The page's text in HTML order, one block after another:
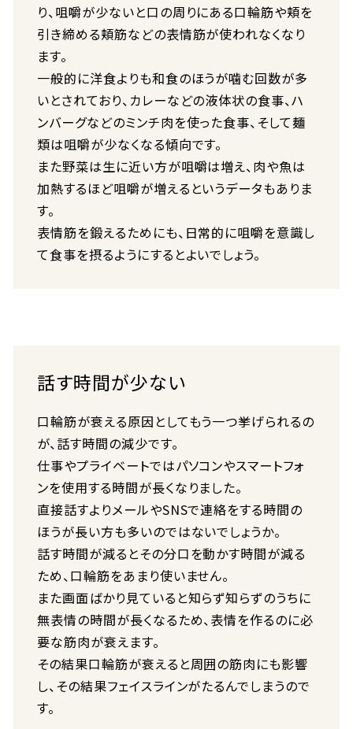
り、咀嚼が少ないと口の周りにある口輪筋や頬を
引き締める頬筋などの表情筋が使われなくなり
ます。
一般的に洋食よりも和食のほうが噛む回数が多
いとされており、カレーなどの液体状の食事、ハ
ンバーグなどのミンチ肉を使った食事、そして麺
類は咀嚼が少なくなる傾向です。
また野菜は生に近い方が咀嚼は増え、肉や魚は
加熱するほど咀嚼が増えるというデータもありま
す。
表情筋を鍛えるためにも、日常的に咀嚼を意識し
て食事を摂るようにするとよいでしょう。
話す時間が少ない
口輪筋が衰える原因としてもう一つ挙げられるの
が、話す時間の減少です。
仕事やプライベートではパソコンやスマートフォ
ンを使用する時間が長くなりました。
直接話すよりメールやSNSで連絡をする時間の
ほうが長い方も多いのではないでしょうか。
話す時間が減るとその分口を動かす時間が減る
ため、口輪筋をあまり使いません。
また画面ばかり見ていると知らず知らずのうちに
無表情の時間が長くなるため、表情を作るのに必
要な筋肉が衰えます。
その結果口輪筋が衰えると周囲の筋肉にも影響
し、その結果フェイスラインがたるんでしまうので
す。